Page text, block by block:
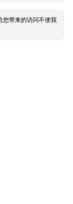
您带来的访问不便我